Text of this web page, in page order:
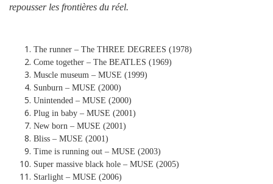
repousser les frontières du réel.
The runner – The THREE DEGREES (1978)
Come together – The BEATLES (1969)
Muscle museum – MUSE (1999)
Sunburn – MUSE (2000)
Unintended – MUSE (2000)
Plug in baby – MUSE (2001)
New born – MUSE (2001)
Bliss – MUSE (2001)
Time is running out – MUSE (2003)
Super massive black hole – MUSE (2005)
Starlight – MUSE (2006)